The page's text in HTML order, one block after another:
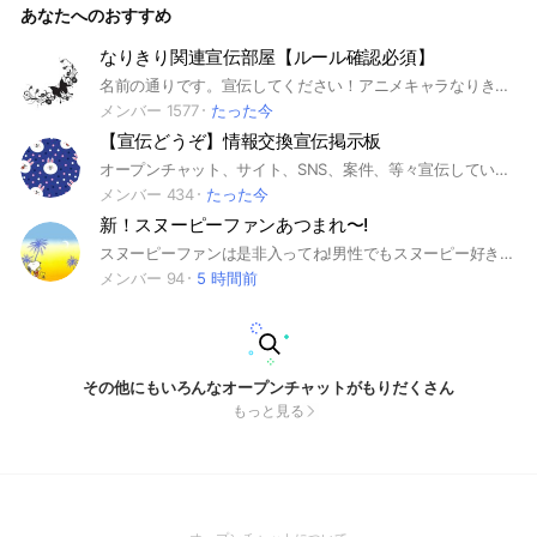
あなたへのおすすめ
なりきり関連宣伝部屋【ルール確認必須】
名前の通りです。宣伝してください！アニメキャラなりきりも宣伝可能です！ ノートでタグ検索をしてより宣伝をスムーズにしましょう！ 詳しくはノートをご覧ください！ 折 也 なりきり オリキャラ アニメキャラ 宣伝 版権
メンバー 1577
たった今
【宣伝どうぞ】情報交換宣伝掲示板
オープンチャット、サイト、SNS、案件、等々宣伝していってください 宣伝なしの情報共有も歓迎です 投稿いただきましたら、同じ内容の宣伝紹介の場合次の書き込みまで1,2時間はあけていただきたいです ノートをご一読ください
メンバー 434
たった今
新！スヌーピーファンあつまれ〜!
スヌーピーファンは是非入ってね!男性でもスヌーピー好きなら入っていいよ。即抜け絶対やめてね。タメ口でいいよ。抜けるときは理由を言ってください
メンバー 94
5 時間前
その他にもいろんなオープンチャットがもりだくさん
もっと見る